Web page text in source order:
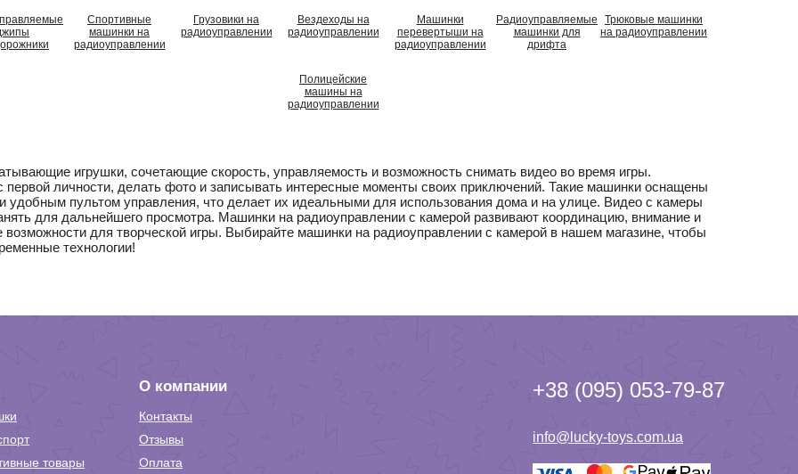
Спортивные
машинки на
радиоуправлении
Грузовики на
радиоуправлении
Вездеходы на
радиоуправлении
Машинки
перевертыши на
радиоуправлении
Радиоуправляемые
машинки для
дрифта
Трюковые машинки
на радиоуправлении
Полицейские
машины на
радиоуправлении
игрушки, сочетающие скорость, управляемость и возможность снимать видео во время игры.
первой личности, делать фото и записывать интересные моменты своих приключений. Такие машинки оснащены
удобным пультом управления, что делает их идеальными для использования дома и на улице. Видео с камеры
для дальнейшего просмотра. Машинки на радиоуправлении с камерой развивают координацию, внимание и
для творческой игры. Выбирайте машинки на радиоуправлении с камерой в нашем магазине, чтобы
технологии!
товары
О компании
Контакты
Отзывы
Оплата
+38 (095) 053-79-87
info@lucky-toys.com.ua